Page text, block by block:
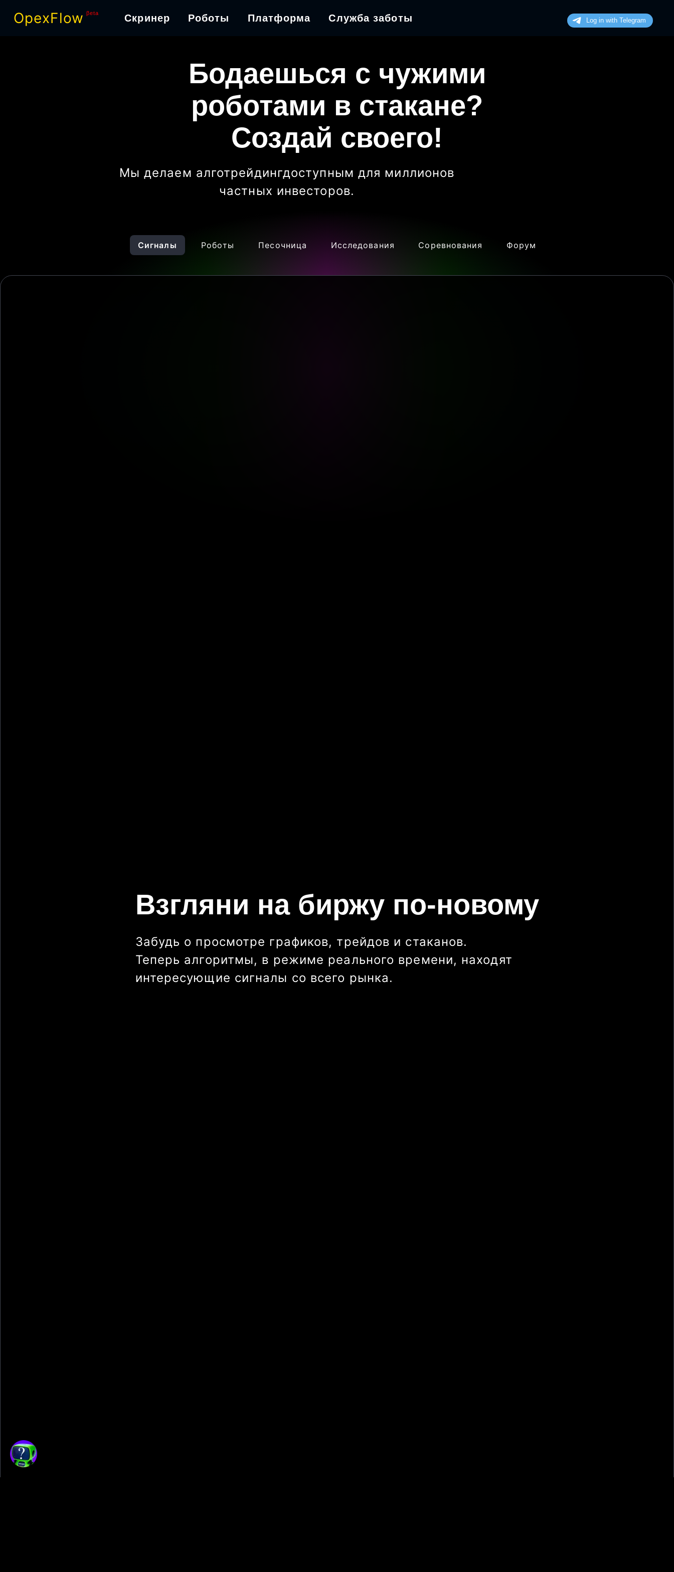
OpexFlow βeta Скринер Роботы Платформа Служба заботы
Бодаешься с чужими
роботами в стакане?
Создай своего!
Мы делаем алготрейдингдоступным для миллионов
частных инвесторов.
Сигналы Роботы Песочница Исследования Соревнования Форум
Взгляни на биржу по-новому
Забудь о просмотре графиков, трейдов и стаканов.
Теперь алгоритмы, в режиме реального времени, находят
интересующие сигналы со всего рынка.